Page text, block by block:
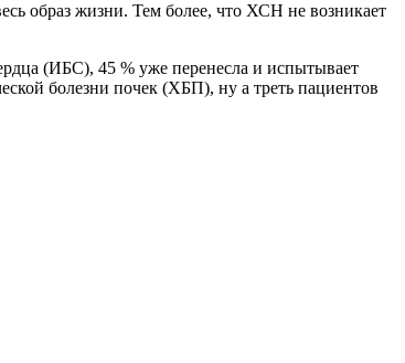
образ жизни. Тем более, что ХСН не возникает
(ИБС), 45 % уже перенесла и испытывает
болезни почек (ХБП), ну а треть пациентов